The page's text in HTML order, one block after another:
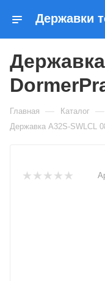
Главная — Каталог —
Державка A32S-SWLCL